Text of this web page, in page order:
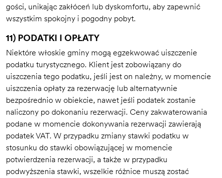
gości, unikając zakłóceń lub dyskomfortu, aby zapewnić
wszystkim spokojny i pogodny pobyt.
11) PODATKI I OPŁATY
Niektóre włoskie gminy mogą egzekwować uiszczenie
podatku turystycznego. Klient jest zobowiązany do
uiszczenia tego podatku, jeśli jest on należny, w momencie
uiszczenia opłaty za rezerwację lub alternatywnie
bezpośrednio w obiekcie, nawet jeśli podatek zostanie
naliczony po dokonaniu rezerwacji. Ceny zakwaterowania
podane w momencie dokonywania rezerwacji zawierają
podatek VAT. W przypadku zmiany stawki podatku w
stosunku do stawki obowiązującej w momencie
potwierdzenia rezerwacji, a także w przypadku
podwyższenia stawki, wszelkie różnice muszą zostać